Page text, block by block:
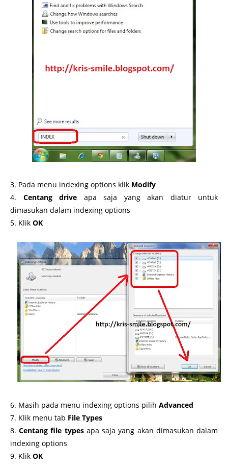
3. Pada menu indexing options klik Modify
4. Centang drive apa saja yang akan diatur untuk
dimasukan dalam indexing options
5. Klik OK
6. Masih pada menu indexing options pilih Advanced
7. Klik menu tab File Types
8.Centang file typesapa saja yang akan dimasukan dalam
indexing options
9. Klik OK